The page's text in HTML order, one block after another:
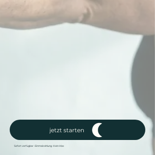
jetzt starten
Sofort verfügbar • Einmalzahlung • Kein Abo